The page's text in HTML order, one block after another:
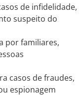
de infidelidade,
suspeito do
por familiares,
casos de fraudes,
espionagem